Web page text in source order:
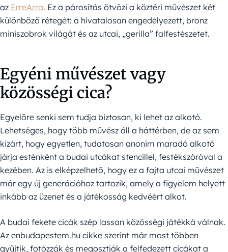
az ErreArra. Ez a párosítás ötvözi a köztéri művészet két
különböző rétegét: a hivatalosan engedélyezett, bronz
miniszobrok világát és az utcai, „gerilla” falfestészetet.
Egyéni művészet vagy
közösségi cica?
Egyelőre senki sem tudja biztosan, ki lehet az alkotó.
Lehetséges, hogy több művész áll a háttérben, de az sem
kizárt, hogy egyetlen, tudatosan anonim maradó alkotó
járja esténként a budai utcákat stencillel, festékszóróval a
kezében. Az is elképzelhető, hogy ez a fajta utcai művészet
már egy új generációhoz tartozik, amely a figyelem helyett
inkább az üzenet és a játékosság kedvéért alkot.
A budai fekete cicák szép lassan közösségi játékká válnak.
Az enbudapestem.hu cikke szerint már most többen
gyűjtik, fotózzák és megosztják a felfedezett cicákat a